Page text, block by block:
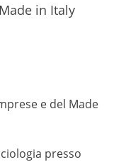
in Italy
e del Made
presso